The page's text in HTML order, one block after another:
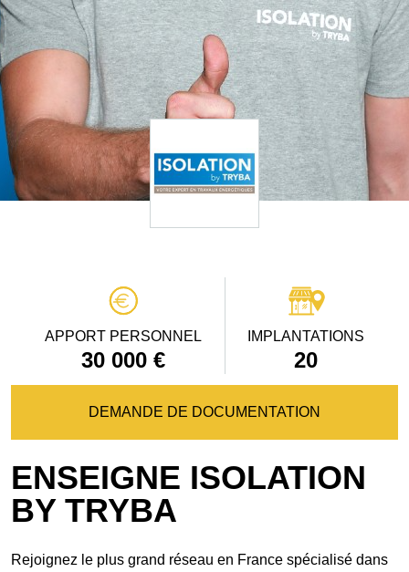
APPORT PERSONNEL
30 000 €
IMPLANTATIONS
20
DEMANDE DE DOCUMENTATION
ENSEIGNE ISOLATION
BY TRYBA
Rejoignez le plus grand réseau en France spécialisé dans